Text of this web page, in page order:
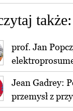
także:
prof. Jan
Jean Gadrey:
przemysł z